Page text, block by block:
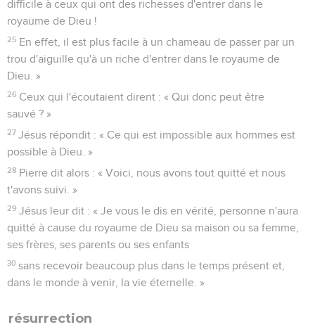
difficile à ceux qui ont des richesses d'entrer dans le
royaume de Dieu !
25 En effet, il est plus facile à un chameau de passer par un
trou d'aiguille qu'à un riche d'entrer dans le royaume de
Dieu. »
26 Ceux qui l'écoutaient dirent : « Qui donc peut être
sauvé ? »
27 Jésus répondit : « Ce qui est impossible aux hommes est
possible à Dieu. »
28 Pierre dit alors : « Voici, nous avons tout quitté et nous
t'avons suivi. »
29 Jésus leur dit : « Je vous le dis en vérité, personne n'aura
quitté à cause du royaume de Dieu sa maison ou sa femme,
ses frères, ses parents ou ses enfants
30 sans recevoir beaucoup plus dans le temps présent et,
dans le monde à venir, la vie éternelle. »
résurrection